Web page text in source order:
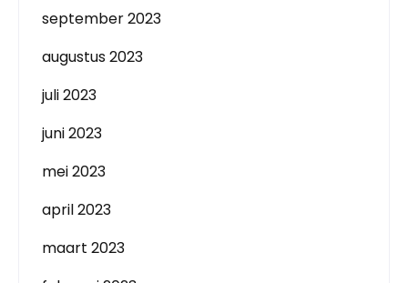
september 2023
augustus 2023
juli 2023
juni 2023
mei 2023
april 2023
maart 2023